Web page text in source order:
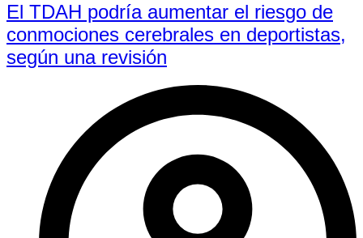
El TDAH podría aumentar el riesgo de
conmociones cerebrales en deportistas,
según una revisión